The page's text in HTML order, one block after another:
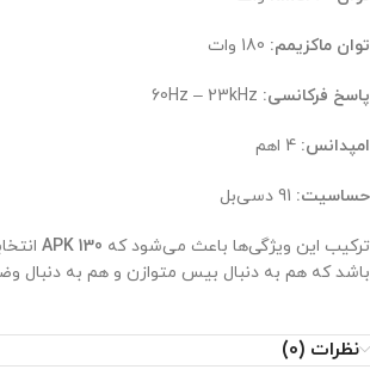
توان ماکزیمم:
پاسخ فرکانسی:
امپدانس:
حساسیت:
ترکیب این ویژگی‌ها باعث می‌شود که APK 130
باشد که هم به دنبال بیس متوازن و هم به دنبال
نظرات (0)